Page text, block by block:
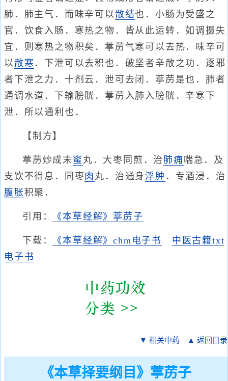
肺．肺主气．而味辛可以散结也．小肠为受盛之
官．饮食入肠．寒热之物．皆从此运转．如调摄失
宜．则寒热之物积矣．葶苈气寒可以去热．味辛可
以散寒 ．下泄可以去积也．破坚者辛散之功．逐邪
者下泄之力．十剂云．泄可去闭．葶苈是也．肺者
通调水道．下输膀胱．葶苈入肺入膀胱．辛寒下
泄．所以通利也．
【制方】
葶苈炒成末蜜 丸．大枣同煎．治 肺痈喘急．及
支饮不得息．同枣 肉 丸．治通身浮肿 ．专酒浸．治
腹胀积聚．
引用： 《本草经解》葶苈子
下载： 《本草经解》chm电子书
中医古籍txt
电子书
▼ 相关中药 ▲ 返回目录
《本草择要纲目》葶苈子